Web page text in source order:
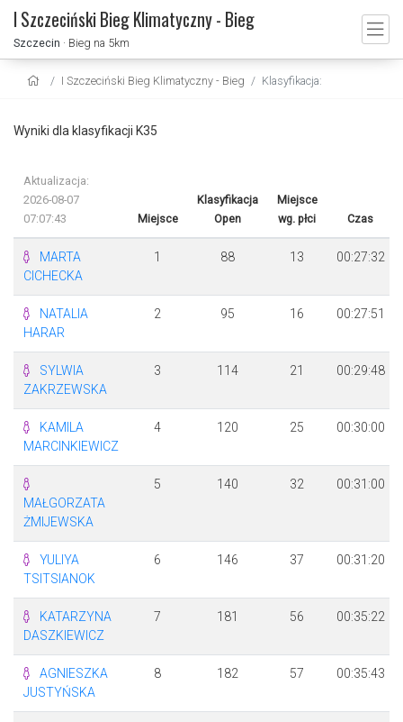
I Szczeciński Bieg Klimatyczny - Bieg
Szczecin · Bieg na 5km
I Szczeciński Bieg Klimatyczny - Bieg Klasyfikacja:
Wyniki dla klasyfikacji K35
Aktualizacja:
2026-08-07
07:07:43
Miejsce
Klasyfikacja
Open
Miejsce
wg. płci
Czas
MARTA
CICHECKA
1 88 13 00:27:32
NATALIA
HARAR
2 95 16 00:27:51
SYLWIA
ZAKRZEWSKA
3 114 21 00:29:48
KAMILA
MARCINKIEWICZ
4 120 25 00:30:00
MAŁGORZATA
ŻMIJEWSKA
5 140 32 00:31:00
YULIYA
TSITSIANOK
6 146 37 00:31:20
KATARZYNA
DASZKIEWICZ
7 181 56 00:35:22
AGNIESZKA
JUSTYŃSKA
8 182 57 00:35:43